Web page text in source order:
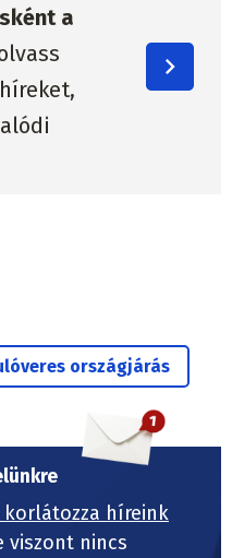
a
országjárás
korlátozza híreink
viszont nincs